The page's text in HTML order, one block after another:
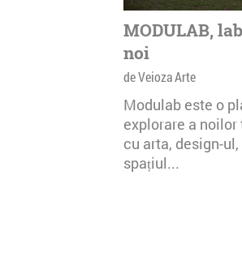
MODULAB,
noi
de Veioza Arte
Modulab este o
explorare a
cu arta, design-
spațiul...